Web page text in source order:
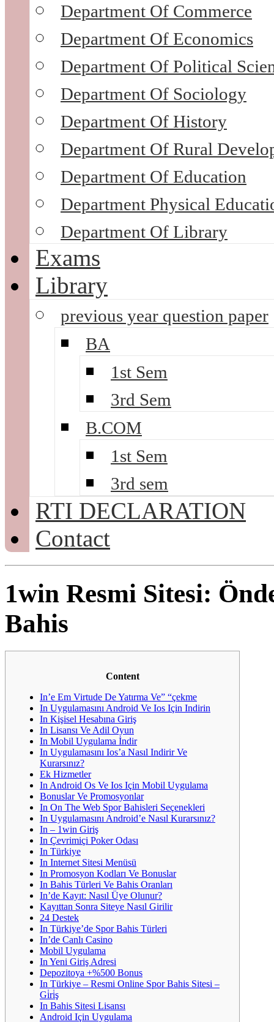
Department Of Commerce
Department Of Economics
Department Of Political
Department Of Sociology
Department Of History
Department Of Rural
Department Of Education
Department Physical
Department Of Library
Exams
Library
previous year question paper
BA
1st Sem
3rd Sem
B.COM
1st Sem
3rd sem
RTI DECLARATION
Contact
1win Resmi Sitesi:
Bahis
Content
In’e Em Virtude De Yatırma Ve” “çekme
In Uygulamasını Android Ve Ios Için Indirin
In Kişisel Hesabına Giriş
In Lisansı Ve Adil Oyun
In Mobil Uygulama İndir
In Uygulamasını Ios’a Nasıl Indirir Ve
Kurarsınız?
Ek Hizmetler
In Android Os Ve Ios Için Mobil Uygulama
Bonuslar Ve Promosyonlar
In On The Web Spor Bahisleri Seçenekleri
In Uygulamasını Android’e Nasıl Kurarsınız?
In – 1win Giriş
In Çevrimiçi Poker Odası
In Türkiye
In Internet Sitesi Menüsü
In Promosyon Kodları Ve Bonuslar
In Bahis Türleri Ve Bahis Oranları
In’de Kayıt: Nasıl Üye Olunur?
Kayıttan Sonra Siteye Nasıl Girilir
24 Destek
In Türkiye’de Spor Bahis Türleri
In’de Canlı Casino
Mobil Uygulama
In Yeni Giriş Adresi
Depozitoya +%500 Bonus
In Türkiye – Resmi Online Spor Bahis Sitesi –
Gi̇ri̇ş
In Bahis Sitesi Lisansı
Android Için Uygulama